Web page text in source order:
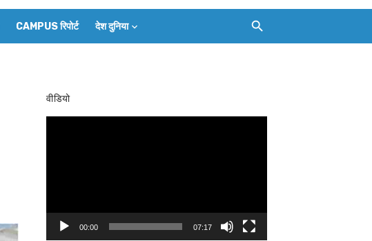
CAMPUS रिपोर्ट देश दुनिया
वीडियो
00:00 07:17